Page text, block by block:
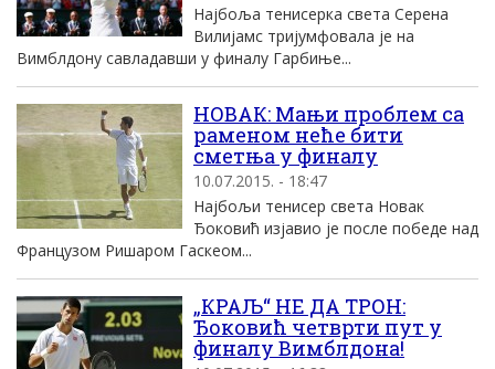
Најбоља тенисерка света Серена
Вилијамс тријумфовала је на
Вимблдону савладавши у финалу Гарбиње...
НОВАК: Мањи проблем са
раменом неће бити
сметња у финалу
10.07.2015. - 18:47
Најбољи тенисер света Новак
Ђоковић изјавио је после победе над
Французом Ришаром Гаскеом...
„КРАЉ“ НЕ ДА ТРОН:
Ђоковић четврти пут у
финалу Вимблдона!